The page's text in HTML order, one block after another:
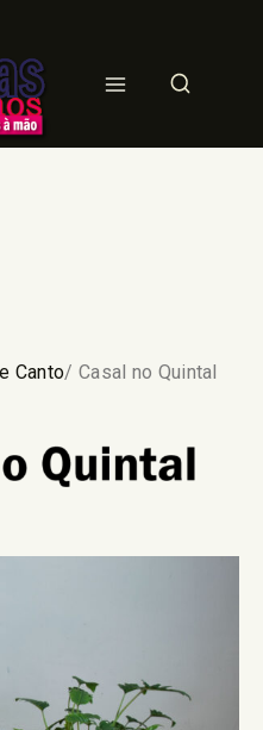
Canto/ Casal no Quintal